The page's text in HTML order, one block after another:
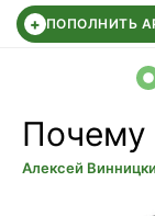
+ ПОПОЛНИТЬ
СБЕР
Почему
Алексей